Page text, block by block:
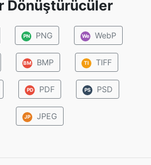
Dönüştürücüler
PN PNG We WebP
BM BMP TI TIFF
PD PDF PS PSD
JP JPEG